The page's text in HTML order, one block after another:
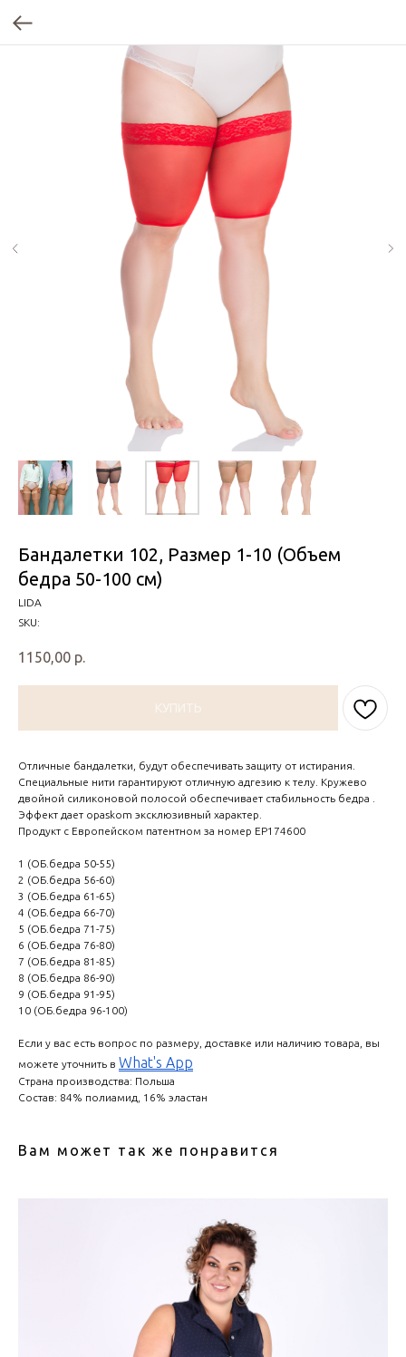
Бандалетки 102, Размер 1-10 (Объем
бедра 50-100 см)
LIDA
SKU:
1150,00 р.
КУПИТЬ
Отличные бандалетки, будут обеспечивать защиту от истирания.
Специальные нити гарантируют отличную адгезию к телу. Кружево
двойной силиконовой полосой обеспечивает стабильность бедра .
Эффект дает opaskom эксклюзивный характер.
Продукт с Европейском патентном за номер EP174600
1 (ОБ.бедра 50-55)
2 (ОБ.бедра 56-60)
3 (ОБ.бедра 61-65)
4 (ОБ.бедра 66-70)
5 (ОБ.бедра 71-75)
6 (ОБ.бедра 76-80)
7 (ОБ.бедра 81-85)
8 (ОБ.бедра 86-90)
9 (ОБ.бедра 91-95)
10 (ОБ.бедра 96-100)
Если у вас есть вопрос по размеру, доставке или наличию товара, вы
можете уточнить в What's App
Страна производства: Польша
Состав: 84% полиамид, 16% эластан
Вам может так же понравится